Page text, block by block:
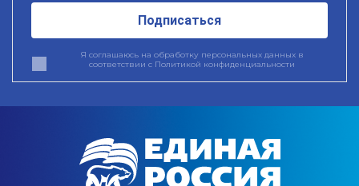
Подписаться
Я соглашаюсь на обработку персональных данных в
соответствии с Политикой конфиденциальности